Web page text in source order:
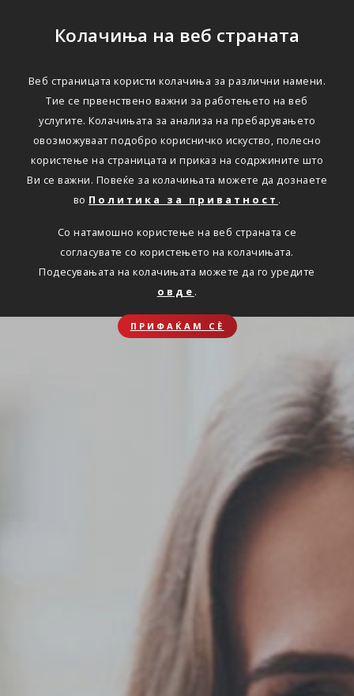
Колачиња на веб страната
Веб страницата користи колачиња за различни намени.
Тие се првенствено важни за работењето на веб
услугите. Колачињата за анализа на пребарувањето
овозможуваат подобро корисничко искуство, полесно
користење на страницата и приказ на содржините што
Ви се важни. Повеќе за колачињата можете да дознаете
во Политика за приватност .
Со натамошно користење на веб страната се
согласувате со користењето на колачињата.
Подесувањата на колачињата можете да го уредите
овде .
ПРИФАЌАМ СЀ